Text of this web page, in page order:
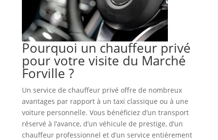
Pourquoi un chauffeur privé
pour votre visite du Marché
Forville ?
Un service de chauffeur privé offre de nombreux
avantages par rapport à un taxi classique ou à une
voiture personnelle. Vous bénéficiez d’un transport
réservé à l’avance, d’un véhicule de prestige, d’un
chauffeur professionnel et d’un service entièrement